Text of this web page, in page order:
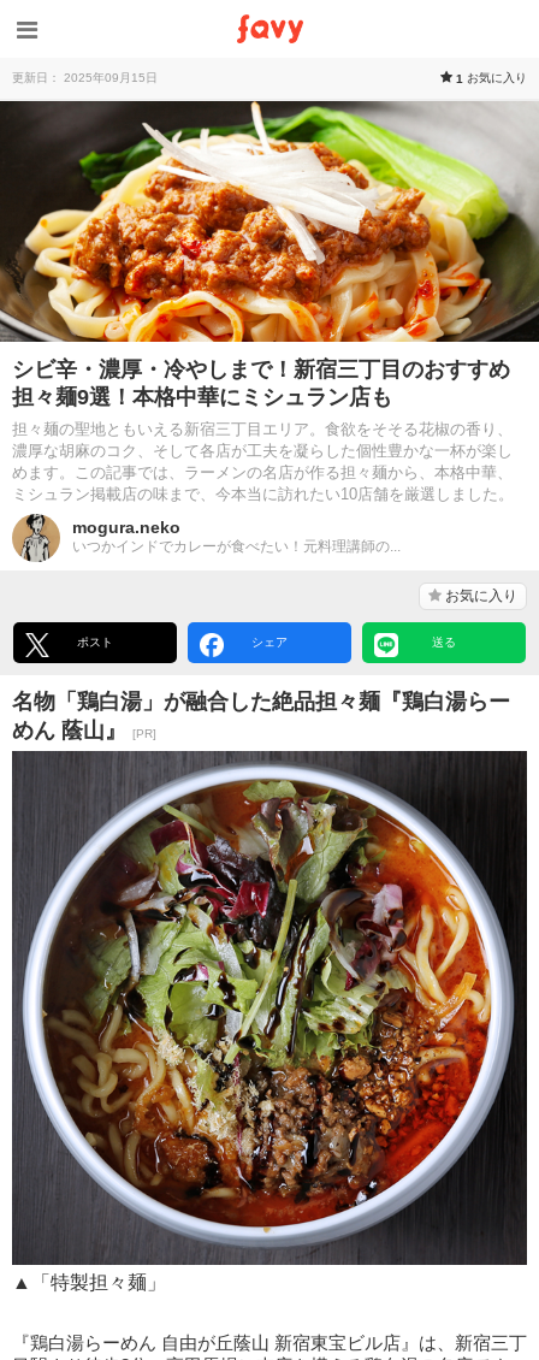
更新日： 2025年09月15日 1 お気に入り
シビ辛・濃厚・冷やしまで！新宿三丁目のおすすめ
担々麺9選！本格中華にミシュラン店も
担々麺の聖地ともいえる新宿三丁目エリア。食欲をそそる花椒の香り、
濃厚な胡麻のコク、そして各店が工夫を凝らした個性豊かな一杯が楽し
めます。この記事では、ラーメンの名店が作る担々麺から、本格中華、
ミシュラン掲載店の味まで、今本当に訪れたい10店舗を厳選しました。
mogura.neko
いつかインドでカレーが食べたい！元料理講師の...
お気に入り
ポスト シェア 送る
名物「鶏白湯」が融合した絶品担々麺『鶏白湯らー
めん 蔭山』
[PR]
▲「特製担々麺」
『鶏白湯らーめん 自由が丘蔭山 新宿東宝ビル店』は、新宿三丁